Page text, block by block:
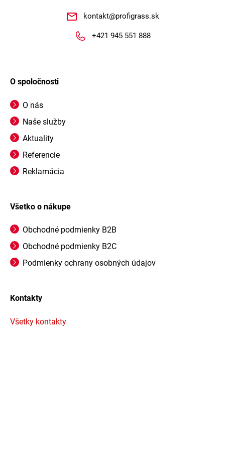
kontakt@profigrass.sk
+421 945 551 888
O spoločnosti
O nás
Naše služby
Aktuality
Referencie
Reklamácia
Všetko o nákupe
Obchodné podmienky B2B
Obchodné podmienky B2C
Podmienky ochrany osobných údajov
Kontakty
Všetky kontakty